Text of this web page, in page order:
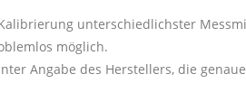
unterschiedlichster
möglich.
Angabe des Herstellers, die